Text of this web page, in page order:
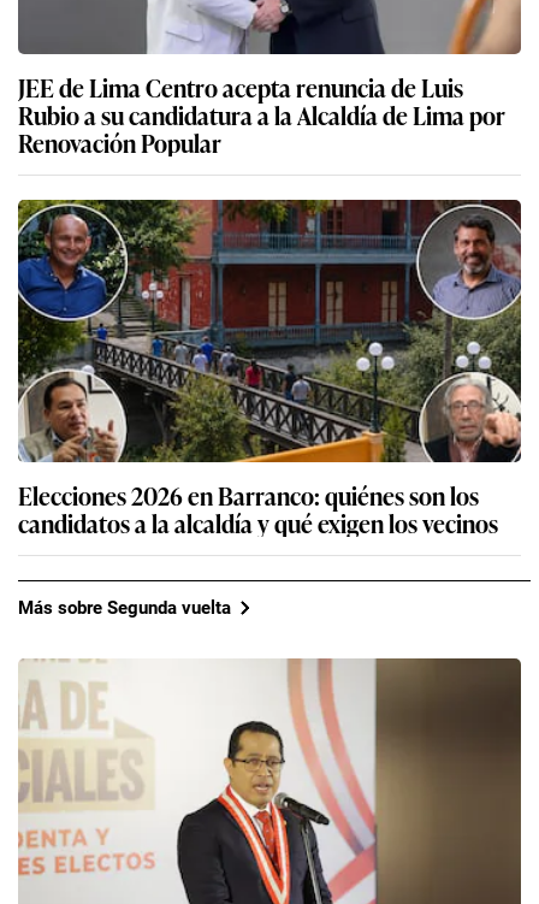
JEE de Lima Centro acepta renuncia de Luis
Rubio a su candidatura a la Alcaldía de Lima por
Renovación Popular
Elecciones 2026 en Barranco: quiénes son los
candidatos a la alcaldía y qué exigen los vecinos
Más sobre Segunda vuelta